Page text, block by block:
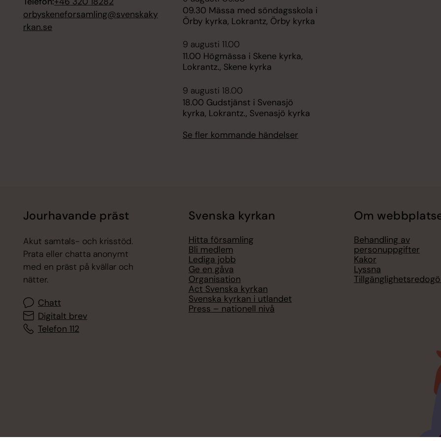
orbyskeneforsamling@svenskaky
rkan.se
09.30 Mässa med söndagsskola i
Örby kyrka, Lokrantz, Örby kyrka
9 augusti 11.00
11.00 Högmässa i Skene kyrka,
Lokrantz., Skene kyrka
9 augusti 18.00
18.00 Gudstjänst i Svenasjö
kyrka, Lokrantz., Svenasjö kyrka
Se fler kommande händelser
Jourhavande präst
Akut samtals- och krisstöd.
Prata eller chatta anonymt
med en präst på kvällar och
nätter.
Chatt
Digitalt brev
Telefon 112
Svenska kyrkan
Hitta församling
Bli medlem
Lediga jobb
Ge en gåva
Organisation
Act Svenska kyrkan
Svenska kyrkan i utlandet
Press – nationell nivå
Om
Behandling av
personuppgifter
Kakor
Lyssna